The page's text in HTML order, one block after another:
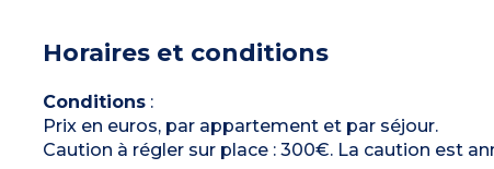
Kitchenette avec plaque électrique, micro-
ondes, lave-vaisselle
avec WC à l’étage
Balcon
Horaires et conditions
Conditions:
Prix en euros, par appartement et par séjour.
Caution à régler sur place : 300€. La caution est